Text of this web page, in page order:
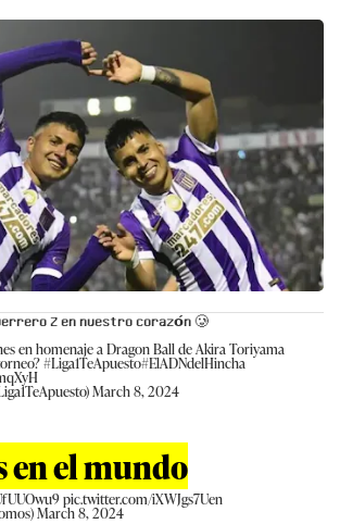
𝗭 𝗲𝗻 𝗻𝘂𝗲𝘀𝘁𝗿𝗼 𝗰𝗼𝗿𝗮𝘇𝗼́𝗻 🥲
en homenaje a Dragon Ball de Akira Toriyama
#Liga1TeApuesto#ElADNdelHincha
March 8, 2024
en el mundo
pic.twitter.com/iXWJgs7Uen
March 8, 2024